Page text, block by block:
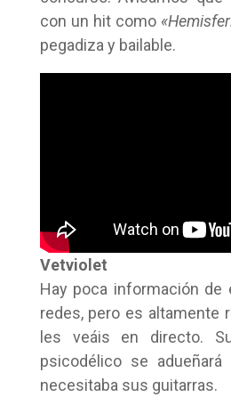
con un hit como
pegadiza y bailable.
Vetviolet
Hay poca información de
redes, pero es altamente
les veáis en directo.
psicodélico se
necesitaba sus guitarras.